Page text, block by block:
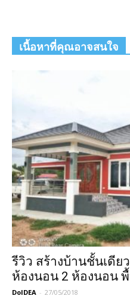
เนื้อหาที่คุณอาจสนใจ
รีวิว สร้างบ้านชั้นเดี
ห้องนอน 2 ห้องนอน
DoIDEA - 27/05/2018